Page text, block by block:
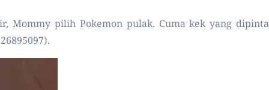
pilih Pokemon pulak. Cuma kek yang dipinta